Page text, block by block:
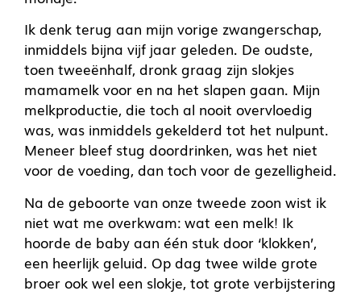
Ik denk terug aan mijn vorige zwangerschap,
inmiddels bijna vijf jaar geleden. De oudste,
toen tweeënhalf, dronk graag zijn slokjes
mamamelk voor en na het slapen gaan. Mijn
melkproductie, die toch al nooit overvloedig
was, was inmiddels gekelderd tot het nulpunt.
Meneer bleef stug doordrinken, was het niet
voor de voeding, dan toch voor de gezelligheid.
Na de geboorte van onze tweede zoon wist ik
niet wat me overkwam: wat een melk! Ik
hoorde de baby aan één stuk door ‘klokken’,
een heerlijk geluid. Op dag twee wilde grote
broer ook wel een slokje, tot grote verbijstering